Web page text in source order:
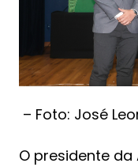
– Foto: José
O presidente da